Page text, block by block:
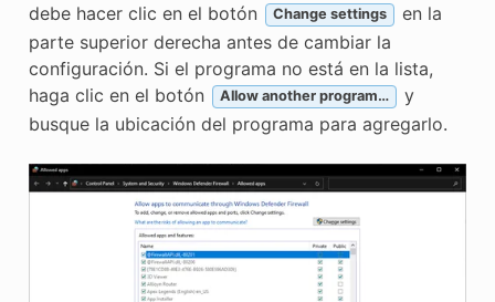
debe hacer clic en el botón
Change settings
en la
parte superior derecha antes de cambiar la
configuración. Si el programa no está en la lista,
haga clic en el botón
Allow another program…
y
busque la ubicación del programa para agregarlo.